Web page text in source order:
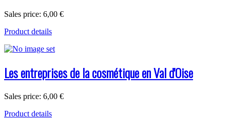
Sales price: 6,00 €
Product details
Les entreprises de la cosmétique en Val d'Oise
Sales price: 6,00 €
Product details